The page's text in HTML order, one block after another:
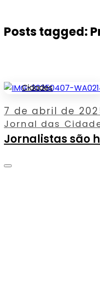
Posts tagged:
7 de abril de
Jornal das
Cidades
Jornalistas são